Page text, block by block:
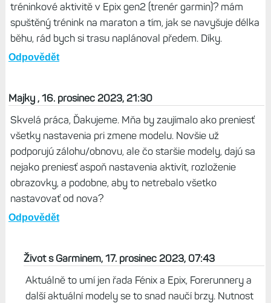
tréninkové aktivitě v Epix gen2 (trenér garmin)? mám
spuštěný trénink na maraton a tím, jak se navyšuje délka
běhu, rád bych si trasu naplánoval předem. Díky.
Odpovědět
Majky , 16. prosinec 2023, 21:30
Skvelá práca, Ďakujeme. Mňa by zaujímalo ako preniesť
všetky nastavenia pri zmene modelu. Novšie už
podporujú zálohu/obnovu, ale čo staršie modely, dajú sa
nejako preniesť aspoň nastavenia aktivít, rozloženie
obrazovky, a podobne, aby to netrebalo všetko
nastavovať od nova?
Odpovědět
Život s Garminem, 17. prosinec 2023, 07:43
Aktuálně to umí jen řada Fénix a Epix, Forerunnery a
další aktuální modely se to snad naučí brzy. Nutnost